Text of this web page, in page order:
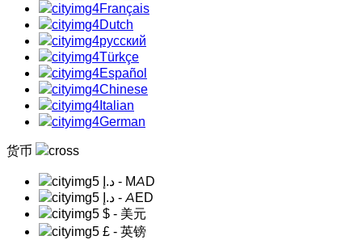
Français
Dutch
русский
Türkçe
Español
Chinese
Italian
German
货币
د.إ - MAD
د.إ - AED
$ - 美元
£ - 英镑